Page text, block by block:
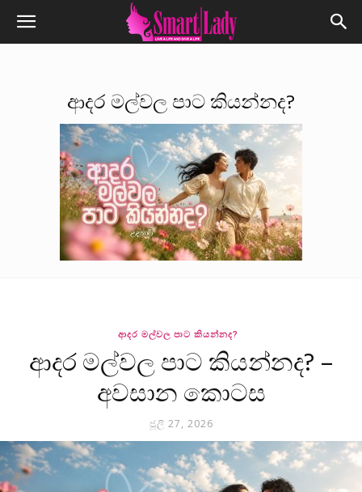
ආදර මල්වල පාට කියන්නද?
ආදර මල්වල පාට කියන්නද?
ආදර මල්වල පාට කියන්නද? –
අවසාන කොටස
ජූලි 27, 2026